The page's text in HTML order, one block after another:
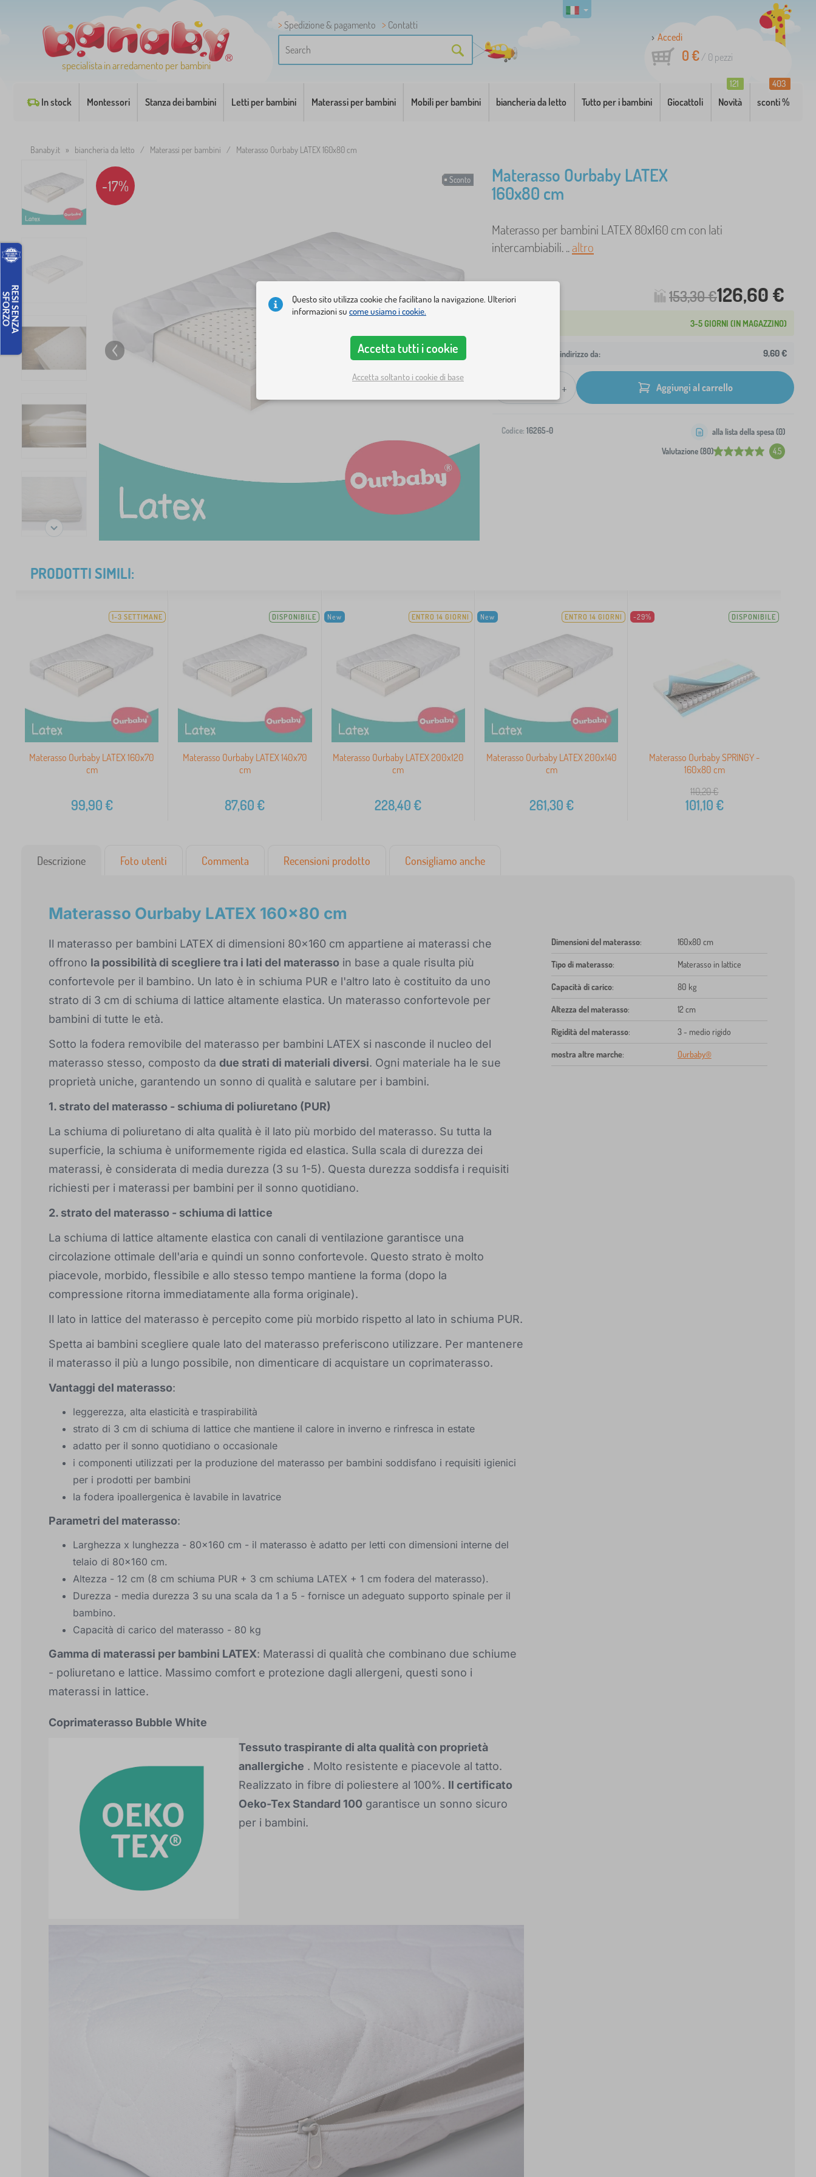
specialista in arredamento per bambini
Spedizione & pagamento
Contatti
Accedi
0 €/ 0 pezzi
In stock Montessori Stanza dei bambini Letti per bambini Materassi per bambini Mobili per bambini biancheria da letto Tutto per i bambini Giocattoli Novità
121
sconti %
403
Banaby.it » biancheria da letto / Materassi per bambini / Materasso Ourbaby LATEX 160x80 cm
Sconto
-17%
Materasso Ourbaby LATEX
160x80 cm
Materasso per bambini LATEX 80x160 cm con lati
intercambiabili. ..altro
153,30 €126,60 €
3-5 GIORNI (IN MAGAZZINO)
Spedizione al tuo indirizzo da: 9,60 €
+ Aggiungi al carrello
Codice: 16265-0
Valutazione (80) 4.5
alla lista della spesa (0)
PRODOTTI SIMILI:
1-3 SETTIMANE
Materasso Ourbaby LATEX 160x70
cm
99,90€
DISPONIBILE
Materasso Ourbaby LATEX 140x70
cm
87,60€
New ENTRO 14 GIORNI
Materasso Ourbaby LATEX 200x120
cm
228,40€
New ENTRO 14 GIORNI
Materasso Ourbaby LATEX 200x140
cm
261,30€
-29% DISPONIBILE
Materasso Ourbaby SPRINGY -
160x80 cm
110,20€
101,10€
Descrizione Foto utenti Commenta Recensioni prodotto Consigliamo anche
Materasso Ourbaby LATEX 160x80 cm
Il materasso per bambini LATEX di dimensioni 80x160 cm appartiene ai materassi che
offrono la possibilità di scegliere tra i lati del materasso in base a quale risulta più
confortevole per il bambino. Un lato è in schiuma PUR e l'altro lato è costituito da uno
strato di 3 cm di schiuma di lattice altamente elastica. Un materasso confortevole per
bambini di tutte le età.
Sotto la fodera removibile del materasso per bambini LATEX si nasconde il nucleo del
materasso stesso, composto da due strati di materiali diversi. Ogni materiale ha le sue
proprietà uniche, garantendo un sonno di qualità e salutare per i bambini.
1. strato del materasso - schiuma di poliuretano (PUR)
La schiuma di poliuretano di alta qualità è il lato più morbido del materasso. Su tutta la
superficie, la schiuma è uniformemente rigida ed elastica. Sulla scala di durezza dei
materassi, è considerata di media durezza (3 su 1-5). Questa durezza soddisfa i requisiti
richiesti per i materassi per bambini per il sonno quotidiano.
2. strato del materasso - schiuma di lattice
La schiuma di lattice altamente elastica con canali di ventilazione garantisce una
circolazione ottimale dell'aria e quindi un sonno confortevole. Questo strato è molto
piacevole, morbido, flessibile e allo stesso tempo mantiene la forma (dopo la
compressione ritorna immediatamente alla forma originale).
Il lato in lattice del materasso è percepito come più morbido rispetto al lato in schiuma PUR.
Spetta ai bambini scegliere quale lato del materasso preferiscono utilizzare. Per mantenere
il materasso il più a lungo possibile, non dimenticare di acquistare un coprimaterasso.
Vantaggi del materasso:
leggerezza, alta elasticità e traspirabilità
strato di 3 cm di schiuma di lattice che mantiene il calore in inverno e rinfresca in estate
adatto per il sonno quotidiano o occasionale
i componenti utilizzati per la produzione del materasso per bambini soddisfano i requisiti igienici
per i prodotti per bambini
la fodera ipoallergenica è lavabile in lavatrice
Parametri del materasso:
Larghezza x lunghezza - 80x160 cm - il materasso è adatto per letti con dimensioni interne del
telaio di 80x160 cm.
Altezza - 12 cm (8 cm schiuma PUR + 3 cm schiuma LATEX + 1 cm fodera del materasso).
Durezza - media durezza 3 su una scala da 1 a 5 - fornisce un adeguato supporto spinale per il
bambino.
Capacità di carico del materasso - 80 kg
Gamma di materassi per bambini LATEX: Materassi di qualità che combinano due schiume
- poliuretano e lattice. Massimo comfort e protezione dagli allergeni, questi sono i
materassi in lattice.
Coprimaterasso Bubble White
Tessuto traspirante di alta qualità con proprietà
anallergiche . Molto resistente e piacevole al tatto.
Realizzato in fibre di poliestere al 100%. Il certificato
Oeko-Tex Standard 100 garantisce un sonno sicuro
per i bambini.
Dimensioni del materasso: 160x80 cm
Tipo di materasso: Materasso in lattice
Capacità di carico: 80 kg
Altezza del materasso: 12 cm
Rigidità del materasso: 3 - medio rigido
mostra altre marche: Ourbaby®
Questo sito utilizza cookie che facilitano la navigazione. Ulteriori
informazioni su come usiamo i cookie.
Accetta tutti i cookie
Accetta soltanto i cookie di base